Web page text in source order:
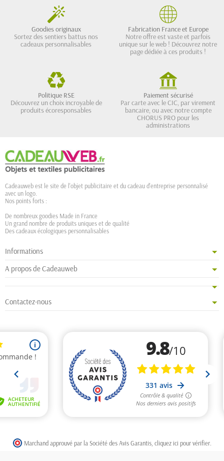
Goodies originaux
Sortez des sentiers battus nos
cadeaux personnalisables
Fabrication France et Europe
Notre offre est vaste et parfois
unique sur le web ! Découvrez notre
page dédiée à ces produits !
Politique RSE
Découvrez un choix incroyable de
produits écoresponsables
Paiement sécurisé
Par carte avec le CIC, par virement
bancaire, ou avec notre compte
CHORUS PRO pour les
administrations
Cadeauweb est le site de l'objet publicitaire et du cadeau d'entreprise personnalisé
avec un logo.
Nos points forts :
De nombreux goodies Made in France
Un grand nombre de produits uniques et de qualité
Des cadeaux écologiques personnalisables
Informations
A propos de Cadeauweb
Contactez-nous
Marchand approuvé par la Société des Avis Garantis, cliquez ici pour vérifier